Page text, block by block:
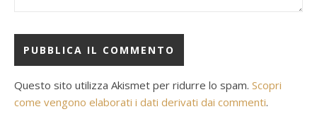
Questo sito utilizza Akismet per ridurre lo spam. Scopri
come vengono elaborati i dati derivati dai commenti.